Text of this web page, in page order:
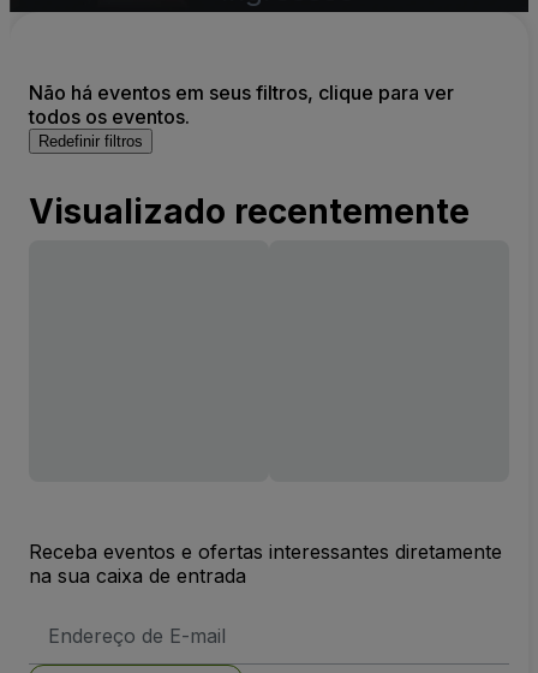
Não há eventos em seus filtros, clique para ver
todos os eventos.
Redefinir filtros
Visualizado recentemente
Receba eventos e ofertas interessantes diretamente
na sua caixa de entrada
de